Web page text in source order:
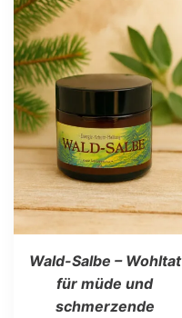
Wald-Salbe – Wohltat
für müde und
schmerzende